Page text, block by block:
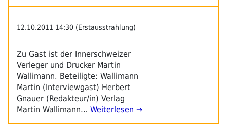
12.10.2011 14:30 (Erstausstrahlung)
Zu Gast ist der Innerschweizer
Verleger und Drucker Martin
Wallimann. Beteiligte: Wallimann
Martin (Interviewgast) Herbert
Gnauer (Redakteur/in) Verlag
Martin Wallimann… Weiterlesen →